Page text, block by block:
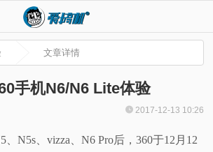
文章详情
手机N6/N6 Lite体验
2017-12-13 10:26
N5s、vizza、N6 Pro后，360于12月12